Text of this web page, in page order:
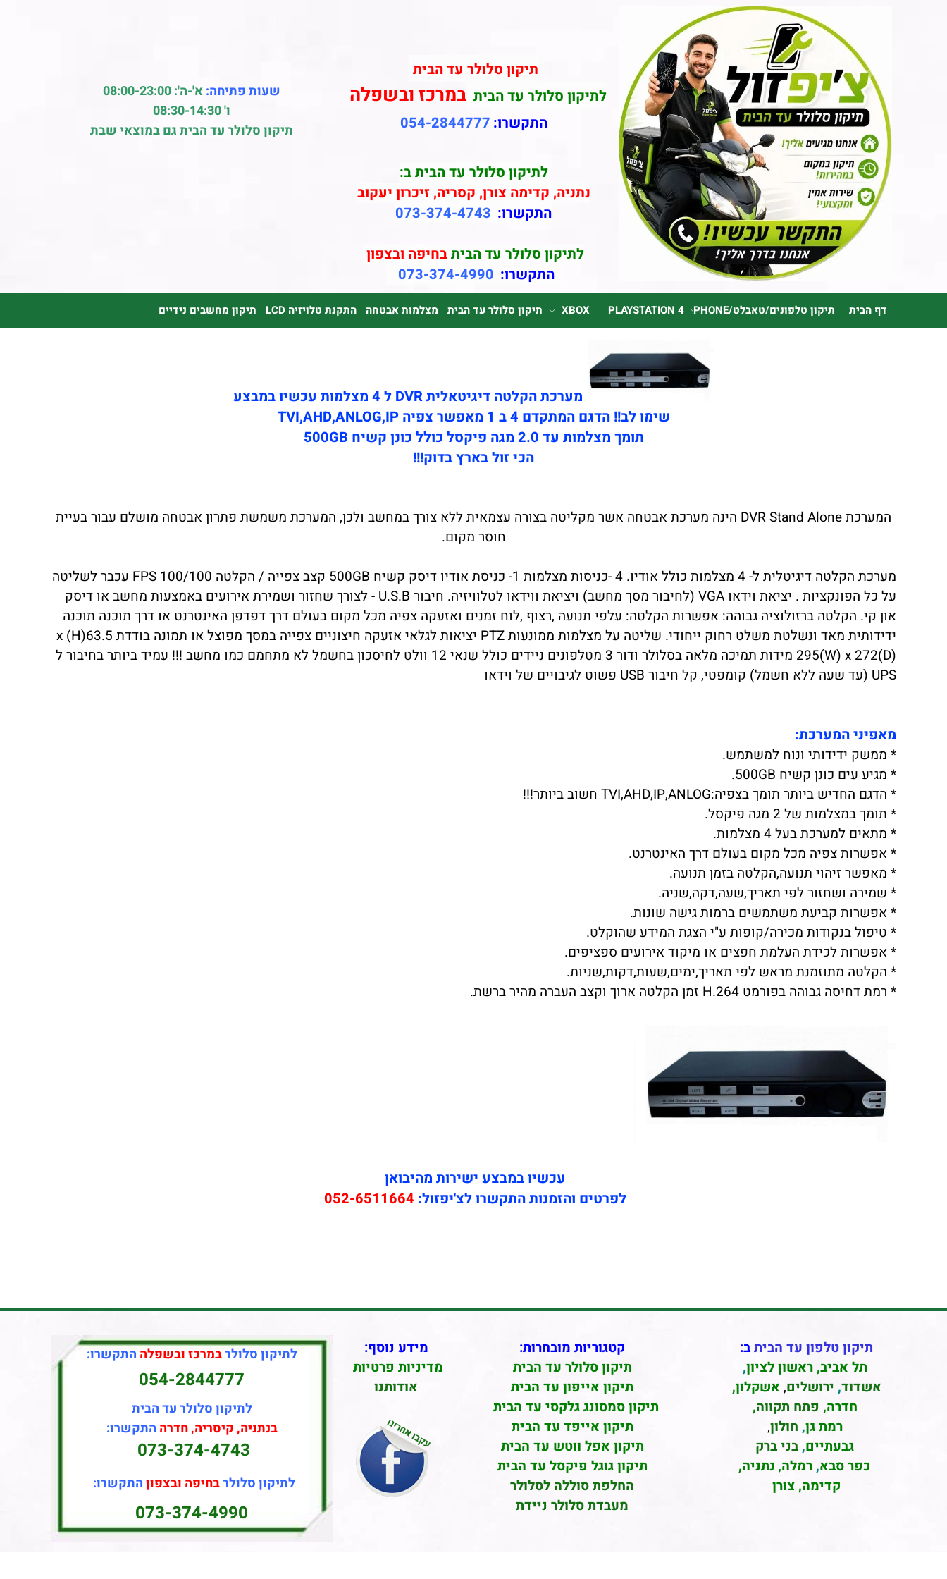
תיקון סלולר עד הבית
לתיקון סלולר עד הביתבמרכז ובשפלה
התקשרו: 054-2844777
לתיקון סלולר עד הבית ב:
נתניה, קדימה צורן, קסריה, זיכרון יעקוב
התקשרו: 073-374-4743
לתיקון סלולר עד הביתבחיפה ובצפון
התקשרו: 073-374-4990
שעות פתיחה:א'-ה': 08:00-23:00
ו' 08:30-14:30
תיקון סלולר עד הבית גם במוצאי שבת
דף הבית תיקון טלפונים/טאבלט/PHONE PLAYSTATION 4
XBOX תיקון סלולר עד הבית מצלמות אבטחה התקנת טלויזיה LCD תיקון מחשבים נידיים
מערכת הקלטה דיגיטאלית DVR ל 4 מצלמות עכשיו במבצע
שימו לב!! הדגם המתקדם 4 ב 1 מאפשר צפיה TVI,AHD,ANLOG,IP
תומך מצלמות עד 2.0 מגה פיקסל כולל כונן קשיח 500GB
הכי זול בארץ בדוק!!!
המערכת DVR Stand Alone הינה מערכת אבטחה אשר מקליטה בצורה עצמאית ללא צורך במחשב ולכן, המערכת משמשת פתרון אבטחה מושלם עבור בעיית
חוסר מקום.
מערכת הקלטה דיגיטלית ל- 4 מצלמות כולל אודיו. 4 -כניסות מצלמות 1- כניסת אודיו דיסק קשיח 500GB קצב צפייה / הקלטה FPS 100/100 עכבר לשליטה
על כל הפונקציות . יציאת וידאו VGA (לחיבור מסך מחשב) ויציאת ווידאו לטלוויזיה. חיבור U.S.B - לצורך שחזור ושמירת אירועים באמצעות מחשב או דיסק
און קי. הקלטה ברזולוציה גבוהה: אפשרות הקלטה: עלפי תנועה ,רצוף ,לוח זמנים ואזעקה צפיה מכל מקום בעולם דרך דפדפן האינטרנט או דרך תוכנה תוכנה
ידידותית מאד ונשלטת משלט רחוק ייחודי. שליטה על מצלמות ממונעות PTZ יציאות לגלאי אזעקה חיצוניים צפייה במסך מפוצל או תמונה בודדת 63.5(H) x
295(W) x 272(D) מידות תמיכה מלאה בסלולר ודור 3 מטלפונים ניידים כולל שנאי 12 וולט לחיסכון בחשמל לא מתחמם כמו מחשב !!! עמיד ביותר בחיבור ל
UPS (עד שעה ללא חשמל) קומפטי, קל חיבור USB פשוט לגיבויים של וידאו
מאפיני המערכת:
* ממשק ידידותי ונוח למשתמש.
* מגיע עים כונן קשיח 500GB.
* הדגם החדיש ביותר תומך בצפיה:TVI,AHD,IP,ANLOG חשוב ביותר!!!
* תומך במצלמות של 2 מגה פיקסל.
* מתאים למערכת בעל 4 מצלמות.
* אפשרות צפיה מכל מקום בעולם דרך האינטרנט.
* מאפשר זיהוי תנועה,הקלטה בזמן תנועה.
* שמירה ושחזור לפי תאריך,שעה,דקה,שניה.
* אפשרות קביעת משתמשים ברמות גישה שונות.
* טיפול בנקודות מכירה/קופות ע"י הצגת המידע שהוקלט.
* אפשרות לכידת העלמת חפצים או מיקוד אירועים ספציפים.
* הקלטה מתוזמנת מראש לפי תאריך,ימים,שעות,דקות,שניות.
* רמת דחיסה גבוהה בפורמט H.264 זמן הקלטה ארוך וקצב העברה מהיר ברשת.
עכשיו במבצע ישירות מהיבואן
לפרטים והזמנות התקשרו לצ'יפזול: 052-6511664
תיקון טלפון עד הביתב:
תל אביב, ראשון לציון,
אשדוד, ירושלים, אשקלון,
חדרה, פתח תקווה,
רמת גן, חולון,
גבעתיים,בני ברק
כפר סבא, רמלה, נתניה,
קדימה, צורן
קטגוריות מובחרות:
תיקון סלולר עד הבית
תיקון אייפון עד הבית
תיקון סמסונג גלקסי עד הבית
תיקון אייפד עד הבית
תיקון אפל ווטש עד הבית
תיקון גוגל פיקסל עד הבית
החלפת סוללה לסלולר
מעבדת סלולר ניידת
מידע נוסף:
מדיניות פרטיות
אודותנו
לתיקון סלולרבמרכז ובשפלה התקשרו:
054-2844777
לתיקון סלולר עד הבית
בנתניה, קיסריה, חדרה התקשרו:
073-374-4743
לתיקון סלולרבחיפה ובצפוןהתקשרו:
073-374-4990